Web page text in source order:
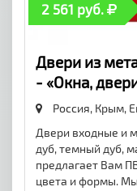
2 561 руб.
Двери из
- «Окна,
Россия, Крым,
Двери входные и
дуб, темный дуб,
предлагает Вам
цвета и формы.